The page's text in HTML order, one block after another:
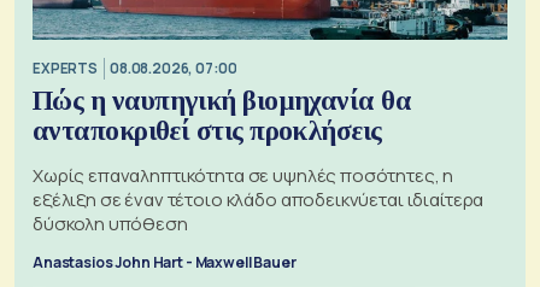
EXPERTS 08.08.2026, 07:00
Πώς η ναυπηγική βιομηχανία θα
ανταποκριθεί στις προκλήσεις
Χωρίς επαναληπτικότητα σε υψηλές ποσότητες, η
εξέλιξη σε έναν τέτοιο κλάδο αποδεικνύεται ιδιαίτερα
δύσκολη υπόθεση
Anastasios John Hart - Maxwell Bauer